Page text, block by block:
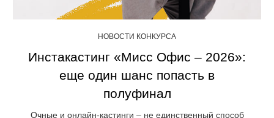
НОВОСТИ КОНКУРСА
Инстакастинг «Мисс Офис – 2026»:
еще один шанс попасть в
полуфинал
Очные и онлайн-кастинги – не единственный способ